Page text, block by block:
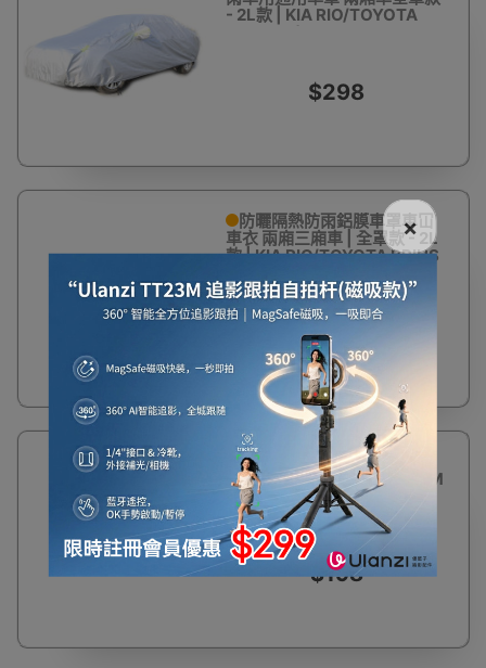
- 2L款 | ΚΙΑ RIO/TOYOTA
PRIUS C / HONDA FIT
$298
防曬隔熱防雨鋁膜車罩車冚
車衣 兩廂三廂車 | 全罩款 - 2L
款 | ΚΙΑ RIO/TOYOTA PRIUS
$198
防曬隔熱防雨鋁膜車罩車冚
車衣 兩廂三廂車 | 全罩款 - 2M
款
$198
×